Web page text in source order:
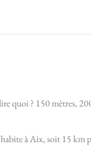
? 150 mètres,
à Aix, soit 15 km